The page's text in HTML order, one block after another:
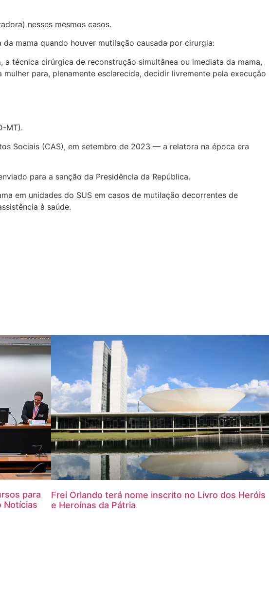
nesses mesmos casos.
mama quando houver mutilação causada por cirurgia:
técnica cirúrgica de reconstrução simultânea ou imediata da mama,
para, plenamente esclarecida, decidir livremente pela execução
MT).
Sociais (CAS), em setembro de 2023 — a relatora na época era
para a sanção da Presidência da República.
em unidades do SUS em casos de mutilação decorrentes de
à saúde.
para
Notícias
Frei Orlando terá nome inscrito no Livro dos Heróis
e Heroínas da Pátria